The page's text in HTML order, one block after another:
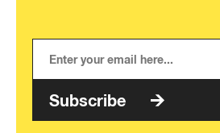
Subscribe